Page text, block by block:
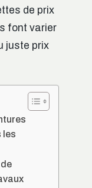
de prix
font varier
juste prix
les